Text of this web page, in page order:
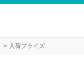
入荷プライズ